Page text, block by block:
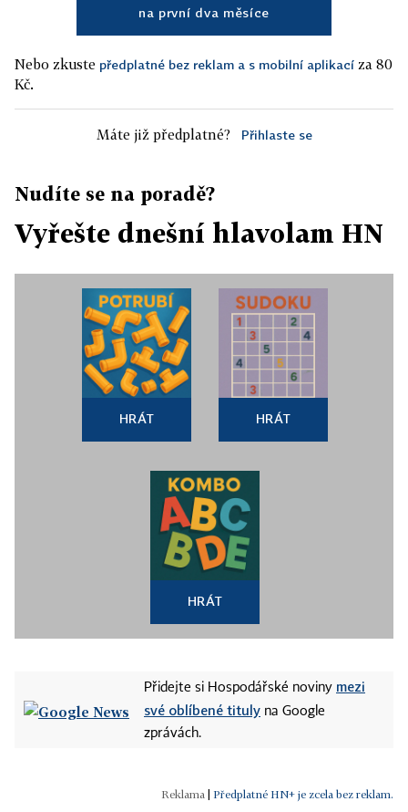
na první dva měsíce
Nebo zkuste předplatné bez reklam a s mobilní aplikací za 80
Kč.
Máte již předplatné? Přihlaste se
Nudíte se na poradě?
Vyřešte dnešní hlavolam HN
HRÁT HRÁT
HRÁT
Přidejte si Hospodářské noviny mezi
své oblíbené tituly na Google
zprávách.
Předplatné HN+ je zcela bez reklam.